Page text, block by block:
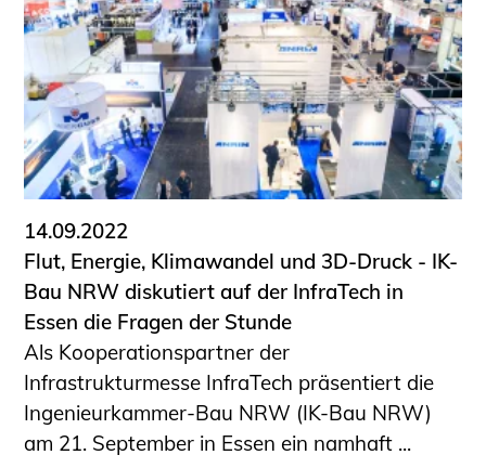
14.09.2022
Flut, Energie, Klimawandel und 3D-Druck - IK-
Bau NRW diskutiert auf der InfraTech in
Essen die Fragen der Stunde
Als Kooperationspartner der
Infrastrukturmesse InfraTech präsentiert die
Ingenieurkammer-Bau NRW (IK-Bau NRW)
am 21. September in Essen ein namhaft ...